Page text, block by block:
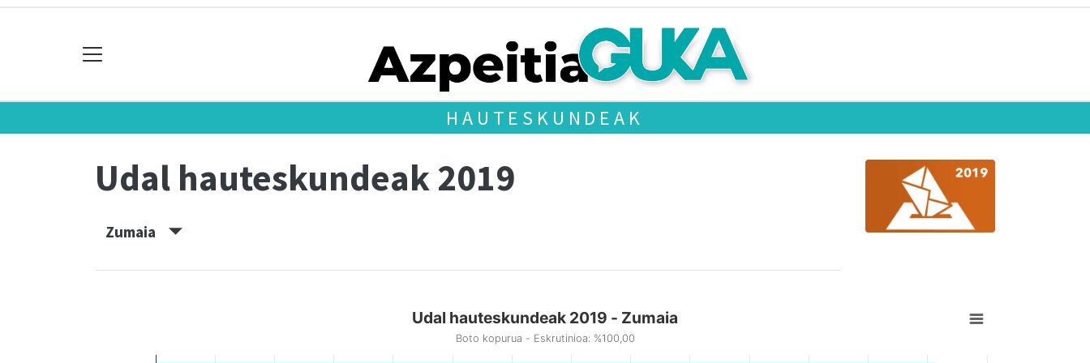
HAUTESKUNDEAK
Udal hauteskundeak 2019
Zumaia
Udal hauteskundeak 2019 - Zumaia
Boto kopurua - Eskrutinioa: %100,00